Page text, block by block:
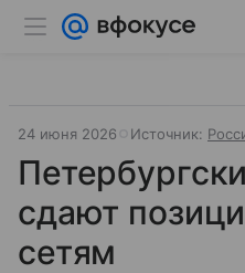
24 июня 2026 Источник:
сдают
сетям